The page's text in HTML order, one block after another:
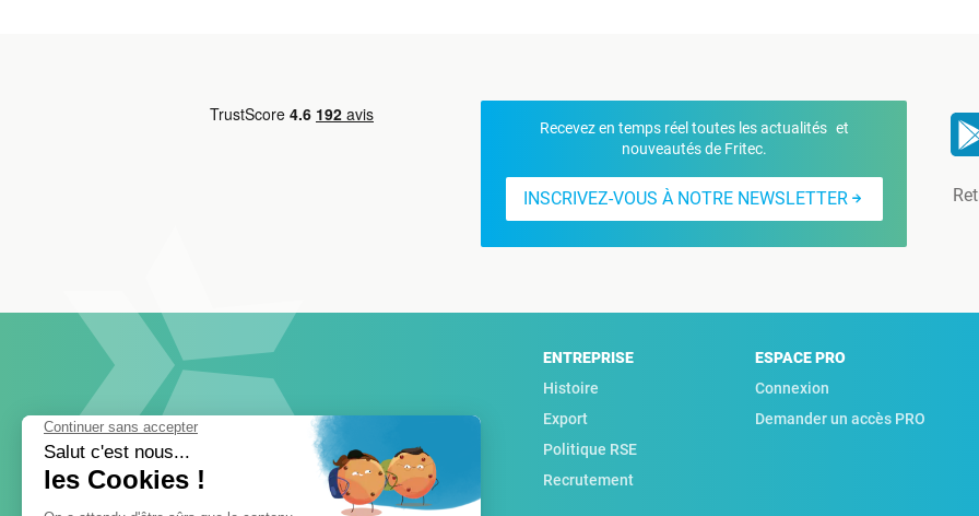
Recevez en temps réel toutes les actualités et
nouveautés de Fritec.
INSCRIVEZ-VOUS À NOTRE NEWSLETTER
ENTREPRISE
Histoire
Export
Politique RSE
Recrutement
ESPACE PRO
Connexion
Demander un accès PRO